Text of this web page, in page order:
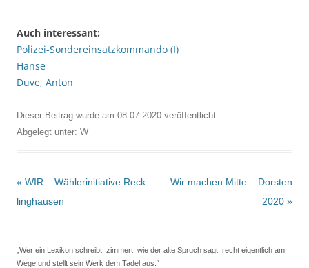
Auch interessant:
Polizei-Sondereinsatzkommando (I)
Hanse
Duve, Anton
Dieser Beitrag wurde am 08.07.2020 veröffentlicht.
Abgelegt unter: W
Beitrags-
Navigation
« WIR – Wählerinitiative Reck
linghausen
Wir machen Mitte – Dorsten
2020 »
„Wer ein Lexikon schreibt, zimmert, wie der alte Spruch sagt, recht eigentlich am
Wege und stellt sein Werk dem Tadel aus.“